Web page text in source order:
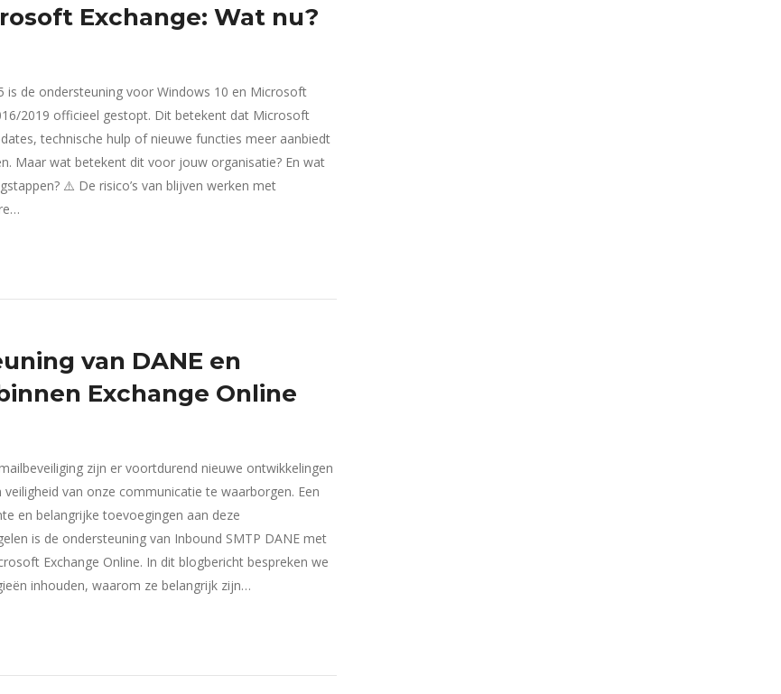
Exchange: Wat nu?
is de ondersteuning voor Windows 10 en Microsoft
2019 officieel gestopt. Dit betekent dat Microsoft
technische hulp of nieuwe functies meer aanbiedt
Maar wat betekent dit voor jouw organisatie? En wat
⚠️ De risico’s van blijven werken met
van DANE en
Exchange Online
zijn er voortdurend nieuwe ontwikkelingen
van onze communicatie te waarborgen. Een
en belangrijke toevoegingen aan deze
is de ondersteuning van Inbound SMTP DANE met
Exchange Online. In dit blogbericht bespreken we
inhouden, waarom ze belangrijk zijn…